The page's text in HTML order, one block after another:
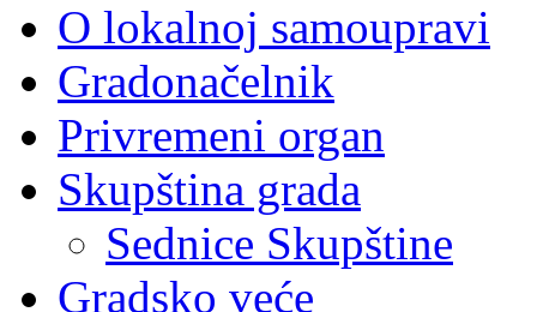
O lokalnoj samoupravi
Gradonačelnik
Privremeni organ
Skupština grada
Sednice Skupštine
Gradsko veće